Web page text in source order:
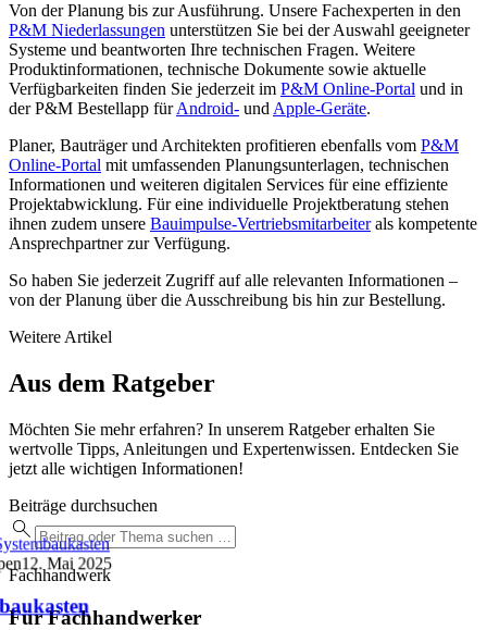
Von der Planung bis zur Ausführung. Unsere Fachexperten in den
P&M Niederlassungen unterstützen Sie bei der Auswahl geeigneter
Systeme und beantworten Ihre technischen Fragen. Weitere
Produktinformationen, technische Dokumente sowie aktuelle
Verfügbarkeiten finden Sie jederzeit im P&M Online-Portal und in
der P&M Bestellapp fürAndroid- und Apple-Geräte.
Planer, Bauträger und Architekten profitieren ebenfalls vom P&M
Online-Portal mit umfassenden Planungsunterlagen, technischen
Informationen und weiteren digitalen Services für eine effiziente
Projektabwicklung. Für eine individuelle Projektberatung stehen
ihnen zudem unsere Bauimpulse-Vertriebsmitarbeiterals kompetente
Ansprechpartner zur Verfügung.
So haben Sie jederzeit Zugriff auf alle relevanten Informationen –
von der Planung über die Ausschreibung bis hin zur Bestellung.
Weitere Artikel
Aus dem Ratgeber
Möchten Sie mehr erfahren? In unserem Ratgeber erhalten Sie
wertvolle Tipps, Anleitungen und Expertenwissen. Entdecken Sie
jetzt alle wichtigen Informationen!
Beiträge durchsuchen
Fachhandwerk
Für Fachhandwerker
12. Mai 2025